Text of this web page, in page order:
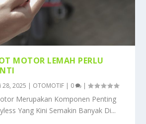
MOTOR LEMAH PERLU
28, 2025 | OTOMOTIF | 0 |
Merupakan Komponen Penting
Yang Kini Semakin Banyak Di...